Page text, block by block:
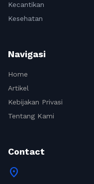
Kecantikan
Kesehatan
Navigasi
Home
Artikel
Kebijakan Privasi
Tentang Kami
Contact
location_on